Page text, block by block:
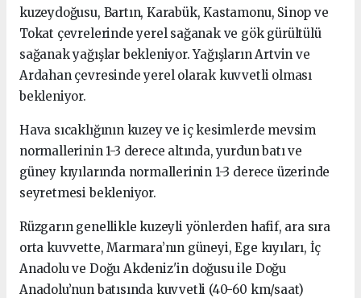
kuzeydoğusu, Bartın, Karabük, Kastamonu, Sinop ve
Tokat çevrelerinde yerel sağanak ve gök gürültülü
sağanak yağışlar bekleniyor. Yağışların Artvin ve
Ardahan çevresinde yerel olarak kuvvetli olması
bekleniyor.
Hava sıcaklığının kuzey ve iç kesimlerde mevsim
normallerinin 1-3 derece altında, yurdun batı ve
güney kıyılarında normallerinin 1-3 derece üzerinde
seyretmesi bekleniyor.
Rüzgarın genellikle kuzeyli yönlerden hafif, ara sıra
orta kuvvette, Marmara’nın güneyi, Ege kıyıları, İç
Anadolu ve Doğu Akdeniz'in doğusu ile Doğu
Anadolu’nun batısında kuvvetli (40-60 km/saat)